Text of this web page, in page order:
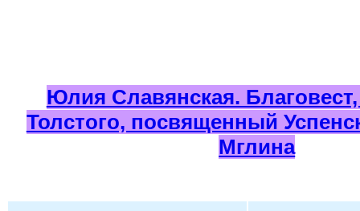
Юлия Славянская. Благовест,
Толстого, посвященный
Мглина